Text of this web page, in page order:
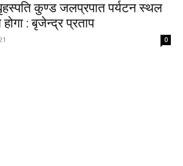
बृहस्पति कुण्ड जलप्रपात पर्यटन स्थल
: बृजेन्द्र प्रताप
0